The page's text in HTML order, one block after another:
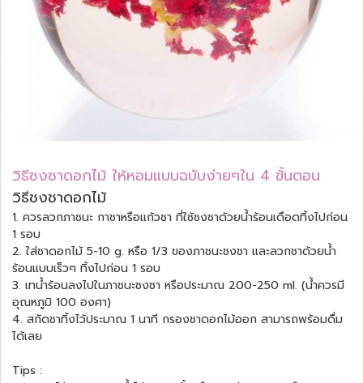
วิธีชงชาดอกไม้ ให้หอมแบบฉบับง่ายๆใน 4 ขั้นตอน
วิธีชงชาดอกไม้
1. ควรลวกภาชนะ กาชาหรือแก้วชา ที่ใช้ชงชาด้วยน้ำร้อนเดือดทิ้งไปก่อน
1 รอบ
2. ใส่ชาดอกไม้ 5-10 g. หรือ 1/3 ของภาชนะชงชา และลวกชาด้วยน้ำ
ร้อนแบบเร็วๆ ทิ้งไปก่อน 1 รอบ
3. เทน้ำร้อนลงไปในภาชนะชงชา หรือประมาณ 200-250 ml. (น้ำควรมี
อุณหภูมิ 100 องศา)
4. สกัดชาทิ้งไว้ประมาณ 1 นาที กรองชาดอกไม้ออก สามารถพร้อมดื่ม
ได้เลย
Tips :